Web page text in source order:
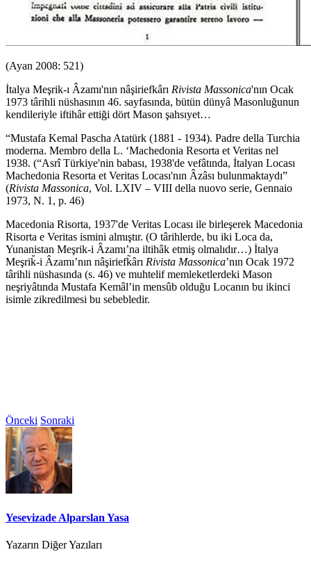
(Ayan 2008: 521)
İtalya Meşrik-ı Âzamı'nın nâşiriefkârı Rivista Massonica'nın Ocak
1973 târihli nüshasının 46. sayfasında, bütün dünyâ Masonluğunun
kendileriyle iftihâr ettiği dört Mason şahsıyet…
“Mustafa Kemal Pascha Atatürk (1881 - 1934). Padre della Turchia
moderna. Membro della L. ‘Machedonia Resorta et Veritas nel
1938. (“Asrî Türkiye'nin babası, 1938'de vefâtında, İtalyan Locası
Machedonia Resorta et Veritas Locası'nın Âzâsı bulunmaktaydı”
(Rivista Massonica, Vol. LXIV – VIII della nuovo serie, Gennaio
1973, N. 1, p. 46)
Macedonia Risorta, 1937'de Veritas Locası ile birleşerek Macedonia
Risorta e Veritas ismini almıştır. (O târihlerde, bu iki Loca da,
Yunanistan Meşrik-i Âzamı’na iltihâk etmiş olmalıdır…) İtalya
Meşrik̆-i Âzamı’nın nâşiriefk̃ârı Rivista Massonica’nın Ocak 1972
târihli nüshasında (s. 46) ve muhtelif memleketlerdeki Mason
neşriyâtında Mustafa Kemâl’in mensûb olduğu Locanın bu ikinci
isimle zikredilmesi bu sebebledir.
Önceki Sonraki
Yesevizade Alparslan Yasa
Yazarın Diğer Yazıları